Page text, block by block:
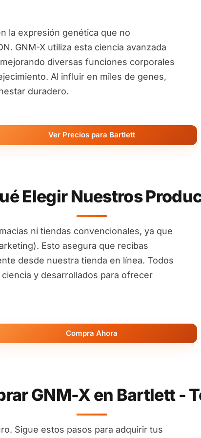
la expresión genética que no
GNM-X utiliza esta ciencia avanzada
diversas funciones corporales
Al influir en miles de genes,
duradero.
Ver Precios para Bartlett
Elegir Nuestros
ni tiendas convencionales, ya que
Esto asegura que recibas
desde nuestra tienda en línea. Todos
y desarrollados para ofrecer
Compra Ahora
GNM-X en Bartlett -
Sigue estos pasos para adquirir tus